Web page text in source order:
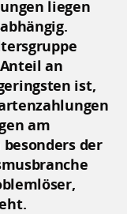
liegen
an
ist,
am
der